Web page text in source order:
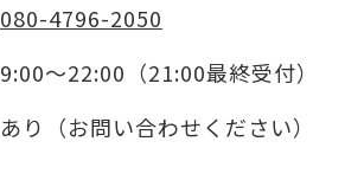
080-4796-2050
9:00～22:00（21:00最終受付）
あり（お問い合わせください）